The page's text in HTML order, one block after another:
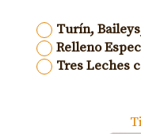
Turín,
Relleno
Tres Leches